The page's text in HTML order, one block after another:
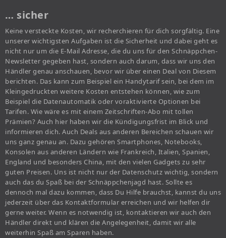
… sicher
Keine versteckte Kosten, wir recherchieren für dich sorgfältig. Eine
unserer wichtigsten Aufgaben ist die Sicherheit und dabei geht es
nicht nur um die E-Mail Adresse, die du uns für den Schnäppchen-
Newsletter gegeben hast, sondern auch darum, dass wir uns den
Händler genau anschauen, bevor wir über einen Deal von Diesem
berichten. Das kann zum Beispiel ein Handytarif sein, bei dem im
Kleingedruckten weitere Kosten entstehen können, wie zum
Beispiel die Datenautomatik oder voraktivierte Optionen bei
Tarifen. Wie wäre es mit einem Zeitschriften-Abo mit tollen
Prämien? Auch hier haben wir die Kündigungsfrist im Blick und
informieren dich. Auch Deals aus anderen Bereichen schauen wir
uns ganz genau an. Dazu gehören Smartphones, Notebooks,
Konsolen aus anderen Ländern wie Frankreich, Italien, Spanien,
England und besonders China, mit den vielen Gadgets zu sehr
guten Preisen. Uns ist nicht nur der Datenschutz wichtig, sondern
auch das du Spaß bei der Schnäppchenjagd hast. Sollte es
dennoch mal dazu kommen, dass Du Hilfe brauchst, kannst du uns
jederzeit über das Kontaktformular erreichen und wir helfen dir
gerne weiter. Wenn es notwendig ist, kontaktieren wir auch den
Händler direkt und klären die Angelegenheit, damit wir alle
weiterhin Spaß am Sparen haben.